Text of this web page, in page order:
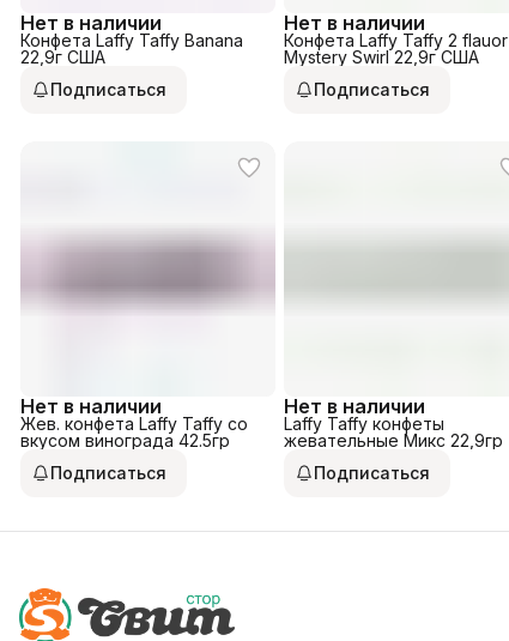
Нет в наличии
Конфета Laffy Taffy Banana
22,9г США
Подписаться
Нет в наличии
Конфета Laffy Taffy 2 flauor
Mystery Swirl 22,9г США
Подписаться
Нет в наличии
Жев. конфета Laffy Taffy со
вкусом винограда 42.5гр
Подписаться
Нет в наличии
Laffy Taffy конфеты
жевательные Микс 22,9гр
Подписаться